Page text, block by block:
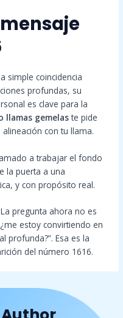
simple coincidencia
profundas, su
es clave para la
llamas gemelaste pide
con tu llama.
a trabajar el fondo
la puerta a una
y con propósito real.
pregunta ahora no es
estoy convirtiendo en
profunda?”. Esa es la
del número 1616.